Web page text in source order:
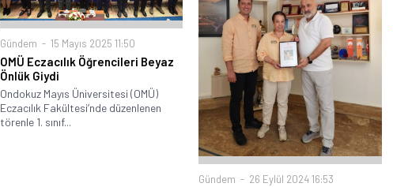
Gündem 15 Mayıs 2025 11:50
OMÜ Eczacılık Öğrencileri Beyaz
Önlük Giydi
Ondokuz Mayıs Üniversitesi (OMÜ)
Eczacılık Fakültesi’nde düzenlenen
törenle 1. sınıf...
Gündem 26 Eylül 2024 16:53